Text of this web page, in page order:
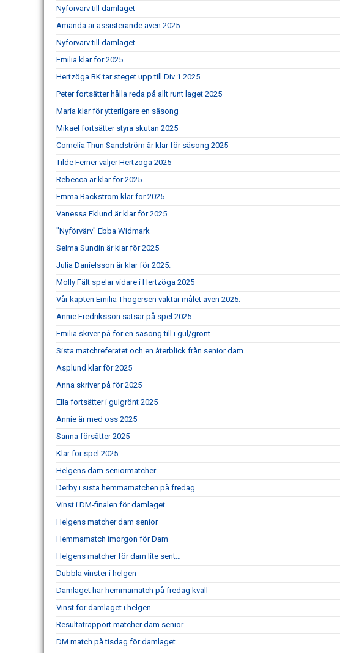
Nyförvärv till damlaget
Amanda är assisterande även 2025
Nyförvärv till damlaget
Emilia klar för 2025
Hertzöga BK tar steget upp till Div 1 2025
Peter fortsätter hålla reda på allt runt laget 2025
Maria klar för ytterligare en säsong
Mikael fortsätter styra skutan 2025
Cornelia Thun Sandström är klar för säsong 2025
Tilde Ferner väljer Hertzöga 2025
Rebecca är klar för 2025
Emma Bäckström klar för 2025
Vanessa Eklund är klar för 2025
"Nyförvärv" Ebba Widmark
Selma Sundin är klar för 2025
Julia Danielsson är klar för 2025.
Molly Fält spelar vidare i Hertzöga 2025
Vår kapten Emilia Thögersen vaktar målet även 2025.
Annie Fredriksson satsar på spel 2025
Emilia skiver på för en säsong till i gul/grönt
Sista matchreferatet och en återblick från senior dam
Asplund klar för 2025
Anna skriver på för 2025
Ella fortsätter i gulgrönt 2025
Annie är med oss 2025
Sanna försätter 2025
Klar för spel 2025
Helgens dam seniormatcher
Derby i sista hemmamatchen på fredag
Vinst i DM-finalen för damlaget
Helgens matcher dam senior
Hemmamatch imorgon för Dam
Helgens matcher för dam lite sent…
Dubbla vinster i helgen
Damlaget har hemmamatch på fredag kväll
Vinst för damlaget i helgen
Resultatrapport matcher dam senior
DM match på tisdag för damlaget